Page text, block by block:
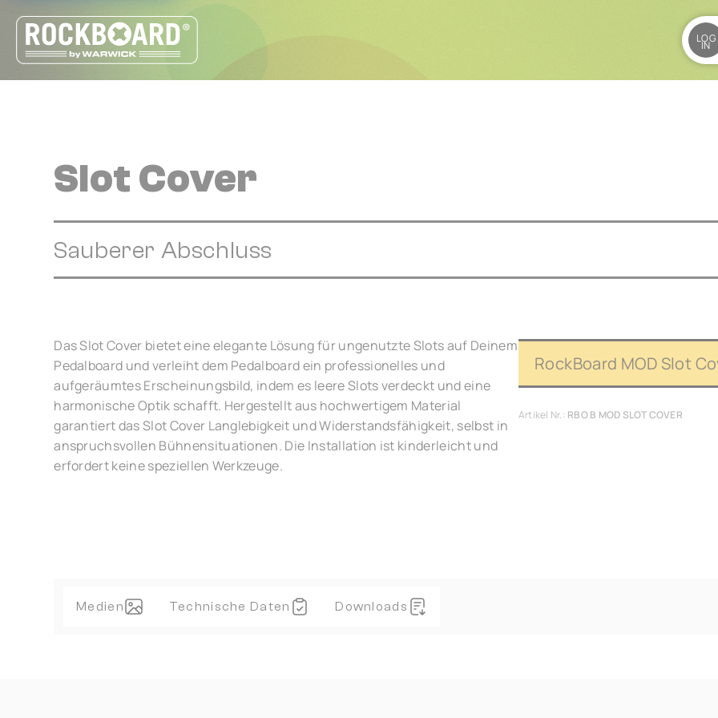
LOG
IN
Slot Cover
Sauberer Abschluss
Das Slot Cover bietet eine elegante Lösung für ungenutzte Slots auf Deinem
Pedalboard und verleiht dem Pedalboard ein professionelles und
aufgeräumtes Erscheinungsbild, indem es leere Slots verdeckt und eine
harmonische Optik schafft. Hergestellt aus hochwertigem Material
garantiert das Slot Cover Langlebigkeit und Widerstandsfähigkeit, selbst in
anspruchsvollen Bühnensituationen. Die Installation ist kinderleicht und
erfordert keine speziellen Werkzeuge.
RockBoard MOD Slot
Artikel Nr.: RBO B MOD SLOT COVER
Medien Technische Daten Downloads